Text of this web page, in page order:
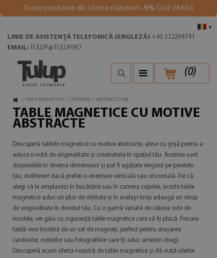
Toate produsele din oferta standard -5% Cod: VARA5
▾
LINIE DE ASISTENȚĂ TELEFONICĂ (ENGLEZĂ) +40 312294741
EMAIL: TULUP@TULUP.RO
(0)
/ TABLE MAGNETICE / CATEGORII / ABSTRACTIZARE
TABLE MAGNETICE CU MOTIVE
ABSTRACTE
Descoperă tablele magnetice cu motive abstracte, alese cu grijă pentru a
aduce o notă de originalitate și creativitate în spațiul tău. Acestea sunt
disponibile în diverse dimensiuni și pot fi agățate elegant pe peretele
tău, indiferent dacă preferi o orientare verticală sau orizontală. Fie că
alegi să le amplasezi în bucătărie sau în camera copiilor, aceste table
magnetice aduc un plus de utilitate și în același timp adaugă un strop
de originalitate în decorul tău. Cu o gamă variată de câteva sute de
modele, vei găsi cu siguranță table magnetice care să îți placă. Fiecare
tablă vine însoțită de un set de magneți, perfect pentru atașarea
cardurilor, notițelor sau fotografiilor care îți aduc amintiri dragi.
Descoperă acum oferta noastră de table magnetice și dă viață ideilor